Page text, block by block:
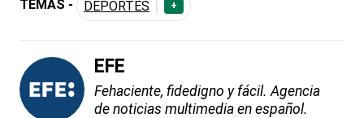
TEMAS - DEPORTES +
EFE
Fehaciente, fidedigno y fácil. Agencia
de noticias multimedia en español.